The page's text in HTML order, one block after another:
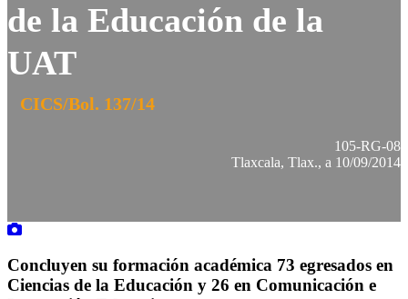
de la Educación de la
UAT
CICS/Bol. 137/14
105-RG-08
Tlaxcala, Tlax., a 10/09/2014
Concluyen su formación académica 73 egresados en
Ciencias de la Educación y 26 en Comunicación e